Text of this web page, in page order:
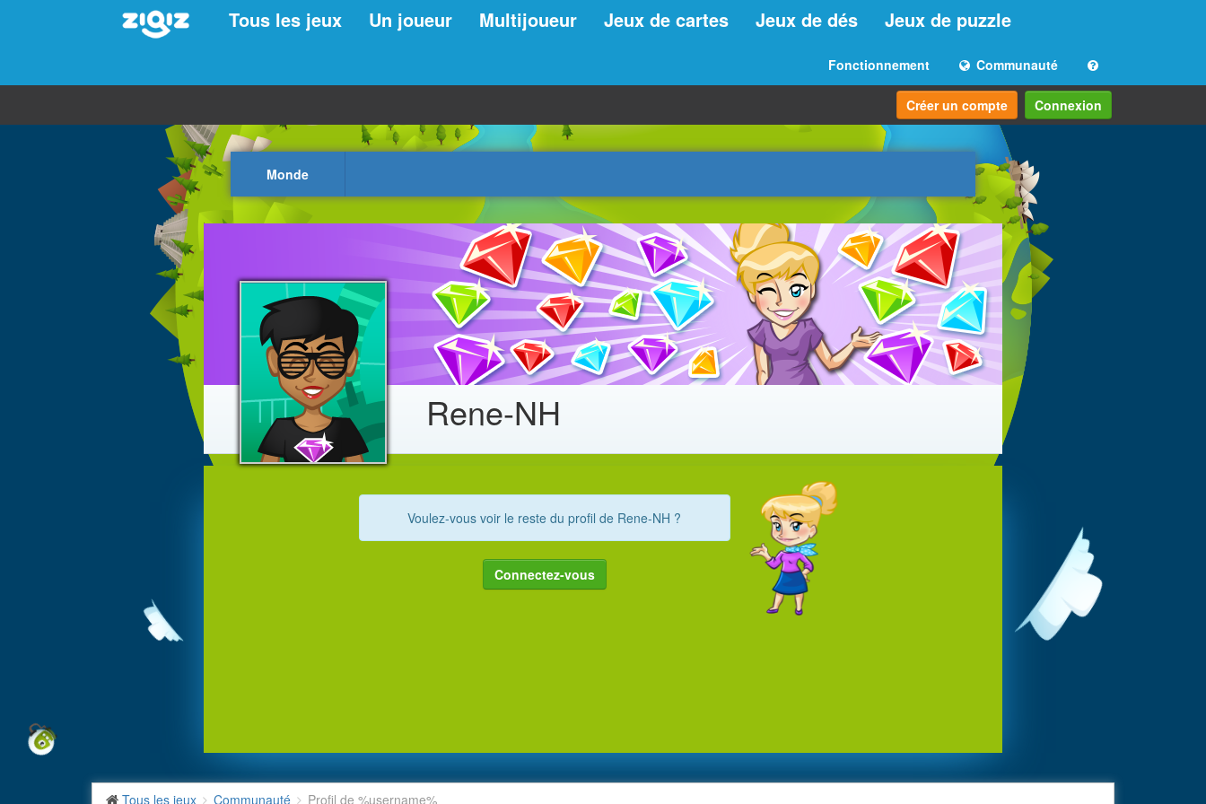
Tous les jeux Un joueur Multijoueur Jeux de cartes Jeux de dés Jeux de puzzle
Fonctionnement Communauté
Créer un compte Connexion
Monde
Rene-NH
Voulez-vous voir le reste du profil de Rene-NH ?
Connectez-vous
Tous les jeux Communauté Profil de %username%